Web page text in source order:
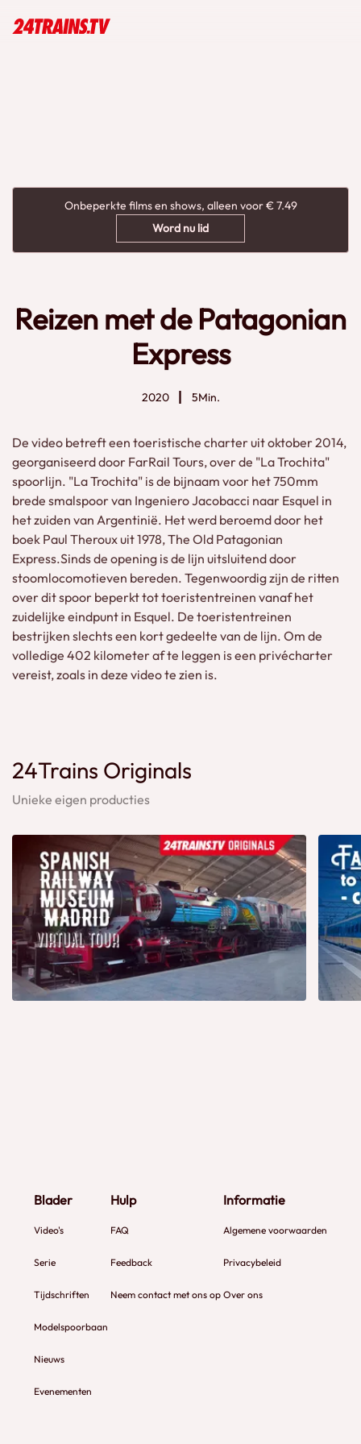
Onbeperkte films en shows, alleen voor € 7.49
Word nu lid
Reizen met de Patagonian
Express
2020 5Min.
De video betreft een toeristische charter uit oktober 2014,
georganiseerd door FarRail Tours, over de "La Trochita"
spoorlijn. "La Trochita" is de bijnaam voor het 750mm
brede smalspoor van Ingeniero Jacobacci naar Esquel in
het zuiden van Argentinië. Het werd beroemd door het
boek Paul Theroux uit 1978, The Old Patagonian
Express.Sinds de opening is de lijn uitsluitend door
stoomlocomotieven bereden. Tegenwoordig zijn de ritten
over dit spoor beperkt tot toeristentreinen vanaf het
zuidelijke eindpunt in Esquel. De toeristentreinen
bestrijken slechts een kort gedeelte van de lijn. Om de
volledige 402 kilometer af te leggen is een privécharter
vereist, zoals in deze video te zien is.
24Trains Originals
Unieke eigen producties
Blader
Video's
Serie
Tijdschriften
Modelspoorbaan
Nieuws
Evenementen
Hulp
FAQ
Feedback
Neem contact met ons op
Informatie
Algemene voorwaarden
Privacybeleid
Over ons